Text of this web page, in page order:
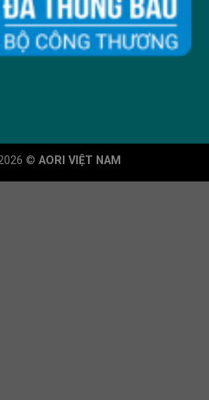
© AORI VIỆT NAM